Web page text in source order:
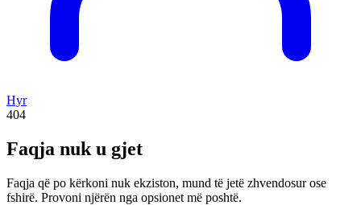
Hyr
404
Faqja nuk u gjet
Faqja që po kërkoni nuk ekziston, mund të jetë zhvendosur ose
fshirë. Provoni njërën nga opsionet më poshtë.